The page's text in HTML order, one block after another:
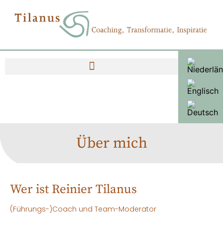
Über mich
Wer ist Reinier Tilanus
(Führungs-)Coach und Team-Moderator